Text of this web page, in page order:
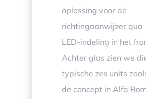
oplossing voor de
richtingaanwijzer qua
LED-indeling in het
Achter glas zien we
typische zes units
de concept in Alfa